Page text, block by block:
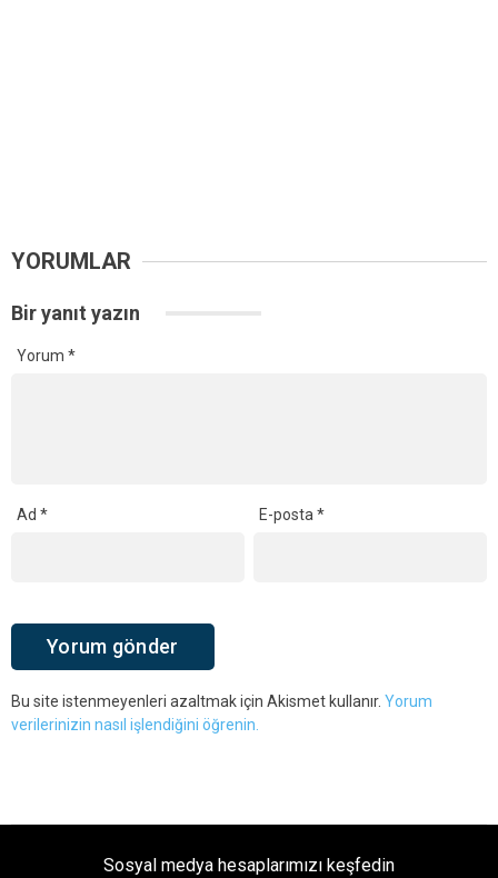
YORUMLAR
Bir yanıt yazın
Yorum *
Ad * E-posta*
Bu site istenmeyenleri azaltmak için Akismet kullanır. Yorum
verilerinizin nasıl işlendiğini öğrenin.
Sosyal medya hesaplarımızı keşfedin